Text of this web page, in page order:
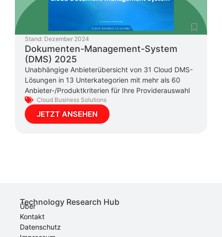
Stand: Dezember 2024
Dokumenten-Management-System
(DMS) 2025
Unabhängige Anbieterübersicht von 31 Cloud DMS-
Lösungen in 13 Unterkategorien mit mehr als 60
Anbieter-/Produktkriterien für Ihre Providerauswahl
Cloud Business Solutions
JETZT ANSEHEN
Technology Research Hub
Über
Kontakt
Datenschutz